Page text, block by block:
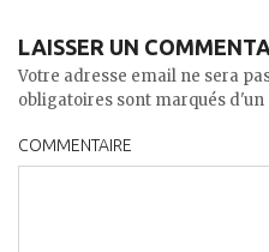
LAISSER UN
Votre adresse email ne sera
obligatoires sont marqués d'un
COMMENTAIRE